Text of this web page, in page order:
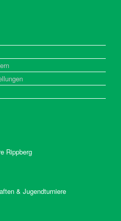
Rippberg
& Jugendturniere